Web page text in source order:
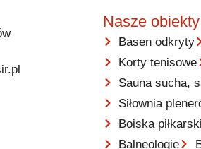
Nasze obiekty
Basen odkryty
Korty tenisowe
Sauna sucha,
Siłownia
Boiska
Balneologie